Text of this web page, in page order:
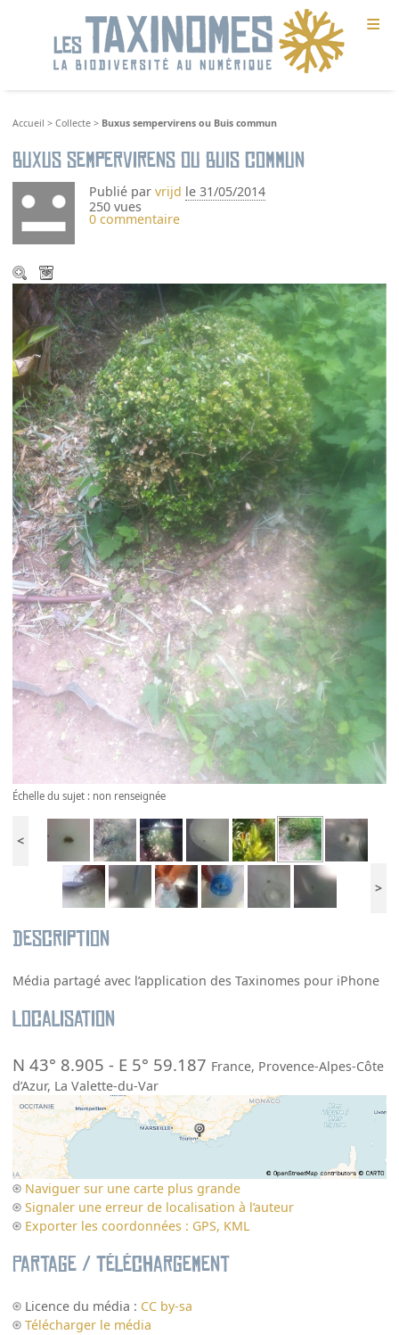
≡
Accueil >Collecte > Buxus sempervirens ou Buis commun
Buxus sempervirens ou Buis commun
Publié parvrijd le 31/05/2014
250 vues
0 commentaire
Échelle du sujet : non renseignée
<
>
Description
Média partagé avec l’application des Taxinomes pour iPhone
Localisation
N 43° 8.905 - E 5° 59.187 France, Provence-Alpes-Côte
d’Azur, La Valette-du-Var
Naviguer sur une carte plus grande
Signaler une erreur de localisation à l’auteur
Exporter les coordonnées : GPS, KML
Partage / Téléchargement
Licence du média : CC by-sa
Télécharger le média